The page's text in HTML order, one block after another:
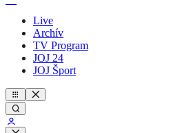
Live
Archív
TV Program
JOJ 24
JOJ Šport